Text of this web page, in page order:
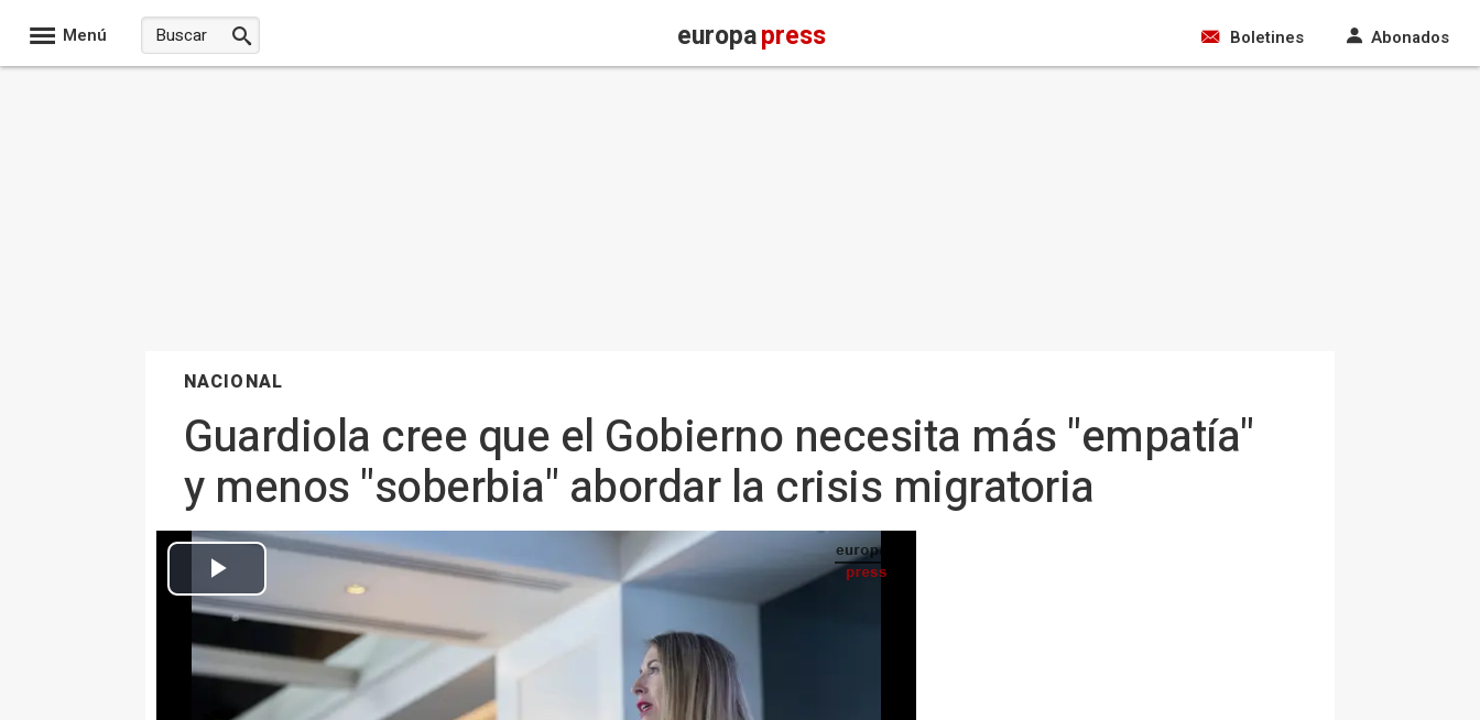
Menú europapress Boletines Abonados
NACIONAL
Guardiola cree que el Gobierno necesita más "empatía"
y menos "soberbia" abordar la crisis migratoria
La presidenta de la Junta de Extremadura, María Guardiola, interviene en un desayuno informativo de Europa Press, en el Hotel Rosewood Vila Magna, a 2
de noviembre de 2023, en Madrid (España). - Eduardo Parra - Europa Press
Europa Press Nacional
Actualizado: jueves, 2 noviembre 2023 15:42 Abrir opciones para compartir
MADRID, 2 Nov. (EUROPA PRESS) -
La presidenta de Extremadura, María